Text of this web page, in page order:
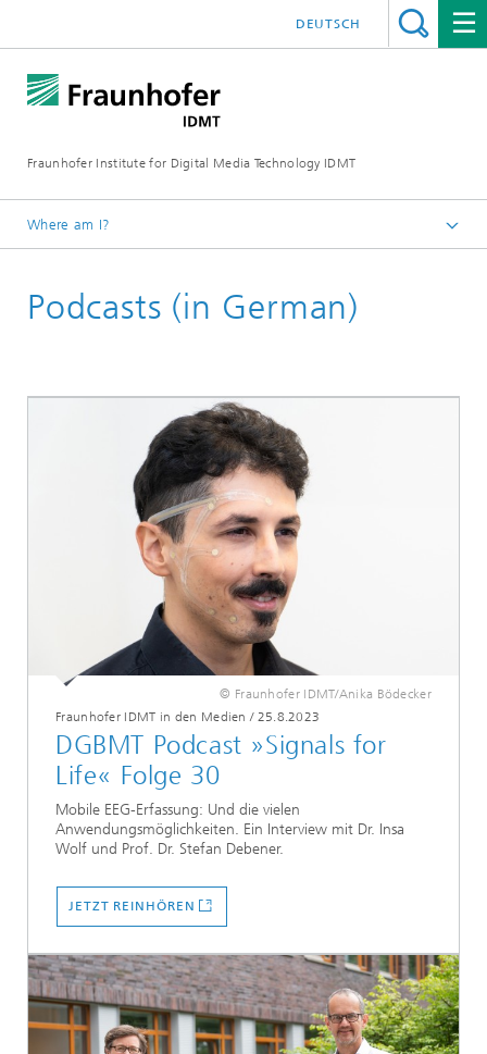
Fraunhofer Institute for Digital Media Technology IDMT
DEUTSCH
Where am I?
Oldenburg Branch HSA
Podcasts (in German)
© Fraunhofer IDMT/Anika Bödecker
Fraunhofer IDMT in den Medien / 25.8.2023
DGBMT Podcast »Signals for
Life« Folge 30
Mobile EEG-Erfassung: Und die vielen
Anwendungsmöglichkeiten. Ein Interview mit Dr. Insa
Wolf und Prof. Dr. Stefan Debener.
JETZT REINHÖREN